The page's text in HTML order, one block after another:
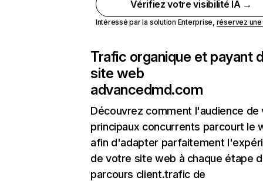
Vérifiez votre visibilité IA →
Intéressé par la solution Enterprise, réservez
Trafic organique et payant
site web
advancedmd.com
Découvrez comment l'audience de
principaux concurrents parcourt le
afin d'adapter parfaitement
de votre site web à chaque étape
parcours client.trafic de